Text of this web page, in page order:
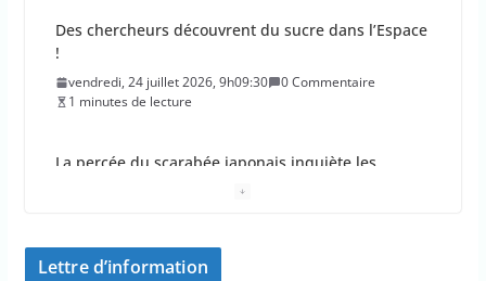
Des chercheurs découvrent du sucre dans l’Espace
!
vendredi, 24 juillet 2026, 9h09:30
0 Commentaire
1 minutes de lecture
La percée du scarabée japonais inquiète les
Lettre d’information